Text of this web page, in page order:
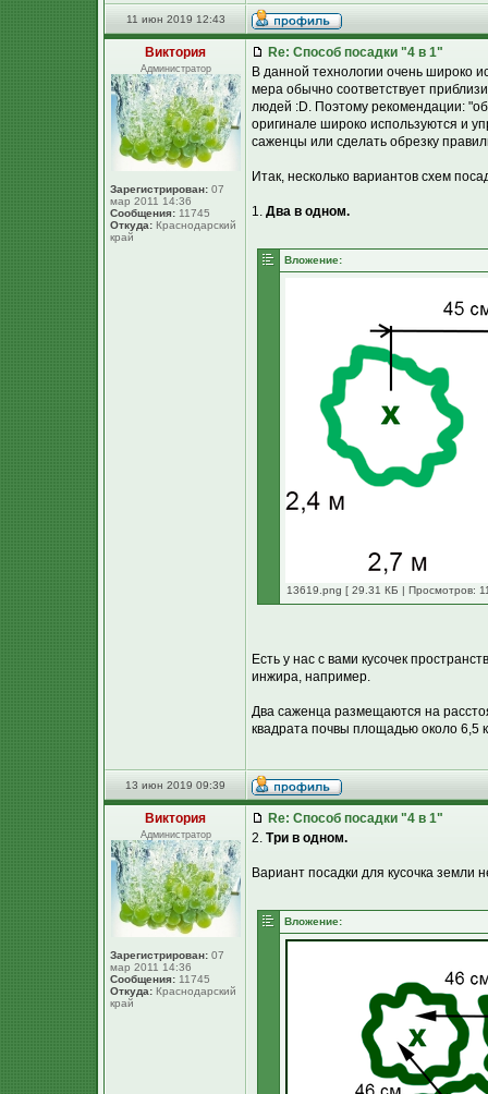
11 июн 2019 12:43
Виктория
Администратор
Зарегистрирован: 07
мар 2011 14:36
Сообщения: 11745
Откуда: Краснодарский
край
Re: Способ посадки "4 в 1"
В данной технологии очень широко
мера обычно соответствует
людей :D. Поэтому рекомендации:
оригинале широко используются и
саженцы или сделать обрезку
Итак, несколько вариантов схем
1. Два в одном.
Вложение:
13619.png [ 29.31 КБ | Просмотров:
Есть у нас с вами кусочек
инжира, например.
Два саженца размещаются на
квадрата почвы площадью около 6,5
13 июн 2019 09:39
Виктория
Администратор
Зарегистрирован: 07
мар 2011 14:36
Сообщения: 11745
Откуда: Краснодарский
край
Re: Способ посадки "4 в 1"
2. Три в одном.
Вариант посадки для кусочка земли
Вложение: